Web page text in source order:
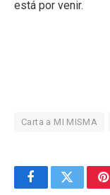
está por venir.
Carta a MI MISMA
FacebookTwitter